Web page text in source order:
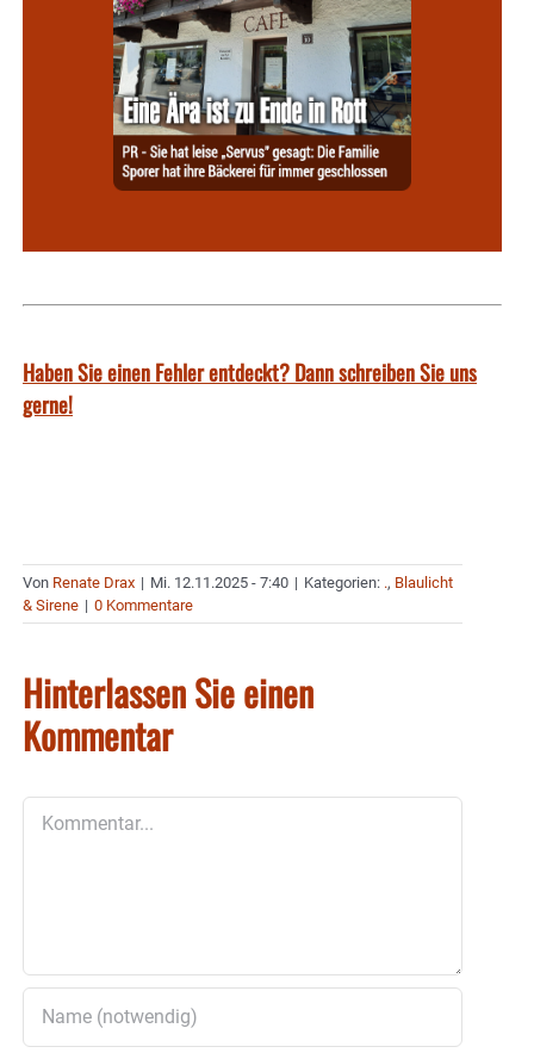
Haben Sie einen Fehler entdeckt? Dann schreiben Sie uns
gerne!
Von Renate Drax | Mi. 12.11.2025 - 7:40 | Kategorien: ., Blaulicht
& Sirene | 0 Kommentare
Hinterlassen Sie einen
Kommentar